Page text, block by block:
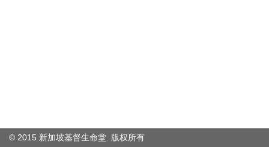
© 2015 新加坡基督生命堂. 版权所有